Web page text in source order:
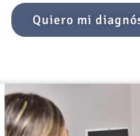
Quiero mi